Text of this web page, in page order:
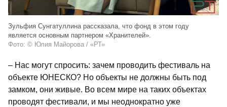
Зульфия Сунгатуллина рассказала, что фонд в этом году
является основным партнером «Хранителей».
Фото: © Юлия Майорова / «РТ»
– Нас могут спросить: зачем проводить фестиваль на
объекте ЮНЕСКО? Но объекты не должны быть под
замком, они живые. Во всем мире на таких объектах
проводят фестивали, и мы неоднократно уже